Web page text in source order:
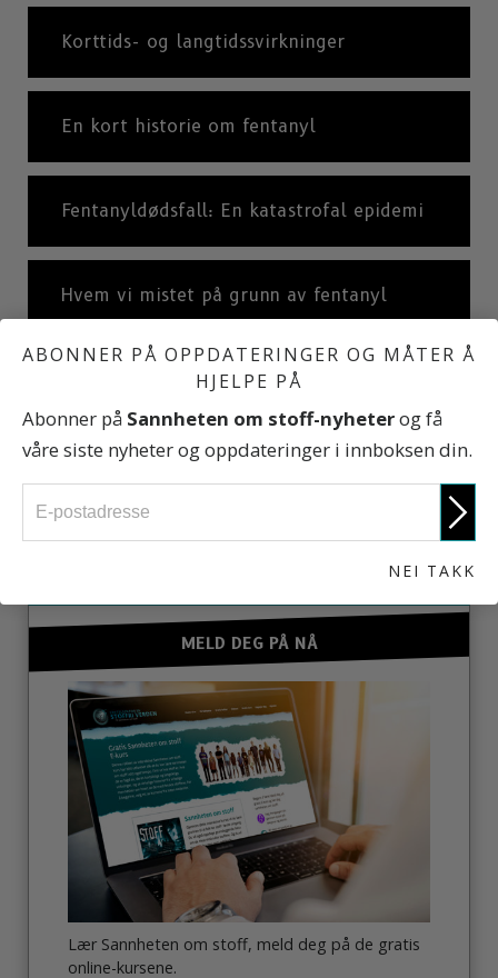
Korttids- og langtidssvirkninger
En kort historie om fentanyl
Fentanyldødsfall: En katastrofal epidemi
Hvem vi mistet på grunn av fentanyl
Sannheten om Stoff
ENGASJER DEG
MELD DEG PÅ NÅ
Lær Sannheten om stoff, meld deg på de gratis
online-kursene.
ABONNER PÅ OPPDATERINGER OG MÅTER Å
HJELPE PÅ
Abonner på Sannheten om stoff-nyheterog få
våre siste nyheter og oppdateringer i innboksen din.
NEI TAKK